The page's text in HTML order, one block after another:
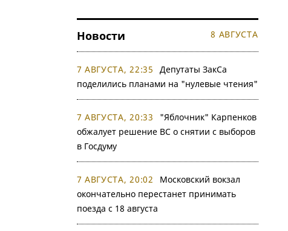
Новости 8 АВГУСТА
7 АВГУСТА, 22:35
Депутаты ЗакСа
поделились планами на "нулевые чтения"
7 АВГУСТА, 20:33
"Яблочник" Карпенков
обжалует решение ВС о снятии с выборов
в Госдуму
7 АВГУСТА, 20:02
Московский вокзал
окончательно перестанет принимать
поезда с 18 августа